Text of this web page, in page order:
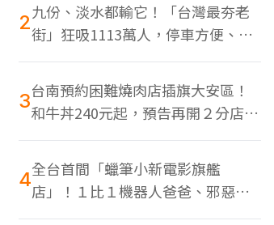
2九份、淡水都輸它！「台灣最夯老
街」狂吸1113萬人，停車方便、特
色美食多
3台南預約困難燒肉店插旗大安區！
和牛丼240元起，預告再開２分店、
地點曝光
4全台首間「蠟筆小新電影旗艦
店」！１比１機器人爸爸、邪惡正
男，百款周邊買翻